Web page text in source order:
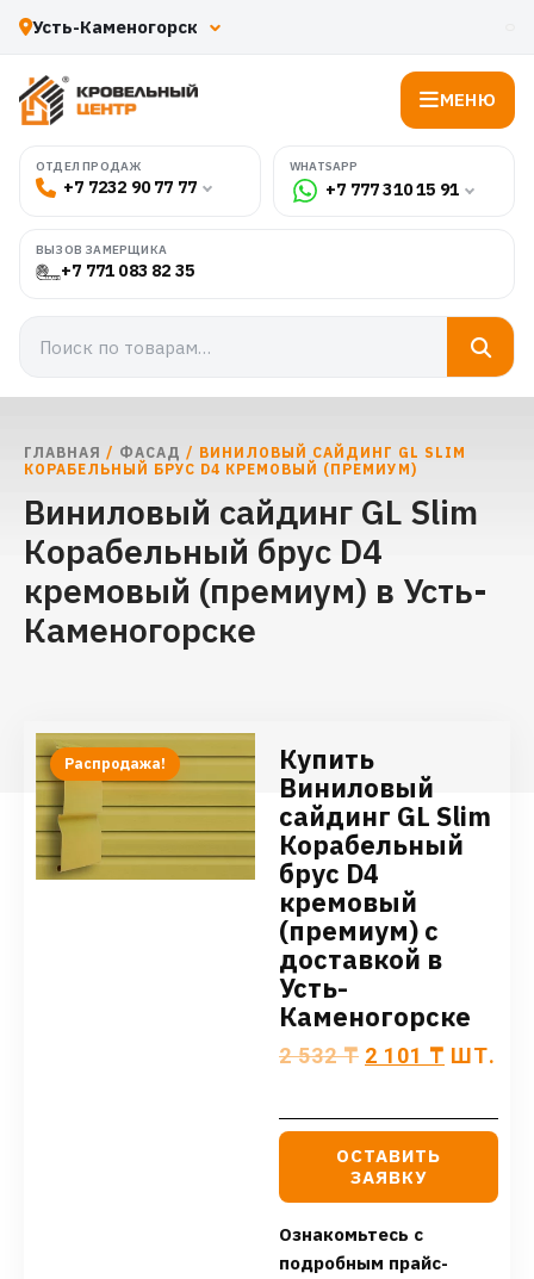
МЕНЮ
ОТДЕЛ ПРОДАЖ
+7 7232 90 77 77
WHATSAPP
+7 777 310 15 91
ВЫЗОВ ЗАМЕРЩИКА
+7 771 083 82 35
ГЛАВНАЯ / ФАСАД / ВИНИЛОВЫЙ САЙДИНГ GL SLIM
КОРАБЕЛЬНЫЙ БРУС D4 КРЕМОВЫЙ (ПРЕМИУМ)
Виниловый сайдинг GL Slim
Корабельный брус D4
кремовый (премиум) в Усть-
Каменогорске
Распродажа!
Купить
Виниловый
сайдинг GL Slim
Корабельный
брус D4
кремовый
(премиум) с
доставкой в
Усть-
Каменогорске
2 532₸ 2 101 ₸ ШТ.
ОСТАВИТЬ
ЗАЯВКУ
Ознакомьтесь с
подробным прайс-